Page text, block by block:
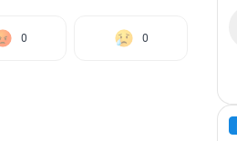
0 0